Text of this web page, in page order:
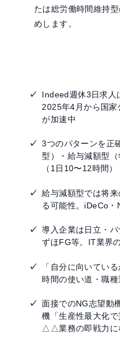
たは総労働時間維持
めします。
Indeed週休3日求人
2025年4月から国家
が加速中
3つのパターンを正
型）・給与減額型
（1日10〜12時間）
給与減額型では将
る可能性。iDeCo・
導入企業は日立・
ずほFG等。IT業界
「自分に向いてい
時間の使い道・職
面接でのNG志望動
機「生産性最大化
△△業務の即戦力に